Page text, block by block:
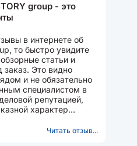
group - это
в интернете об
то быстро увидите
статьи и
заказ. Это видно
и не обязательно
специалистом в
репутацией,
характер
Читать отзыв...